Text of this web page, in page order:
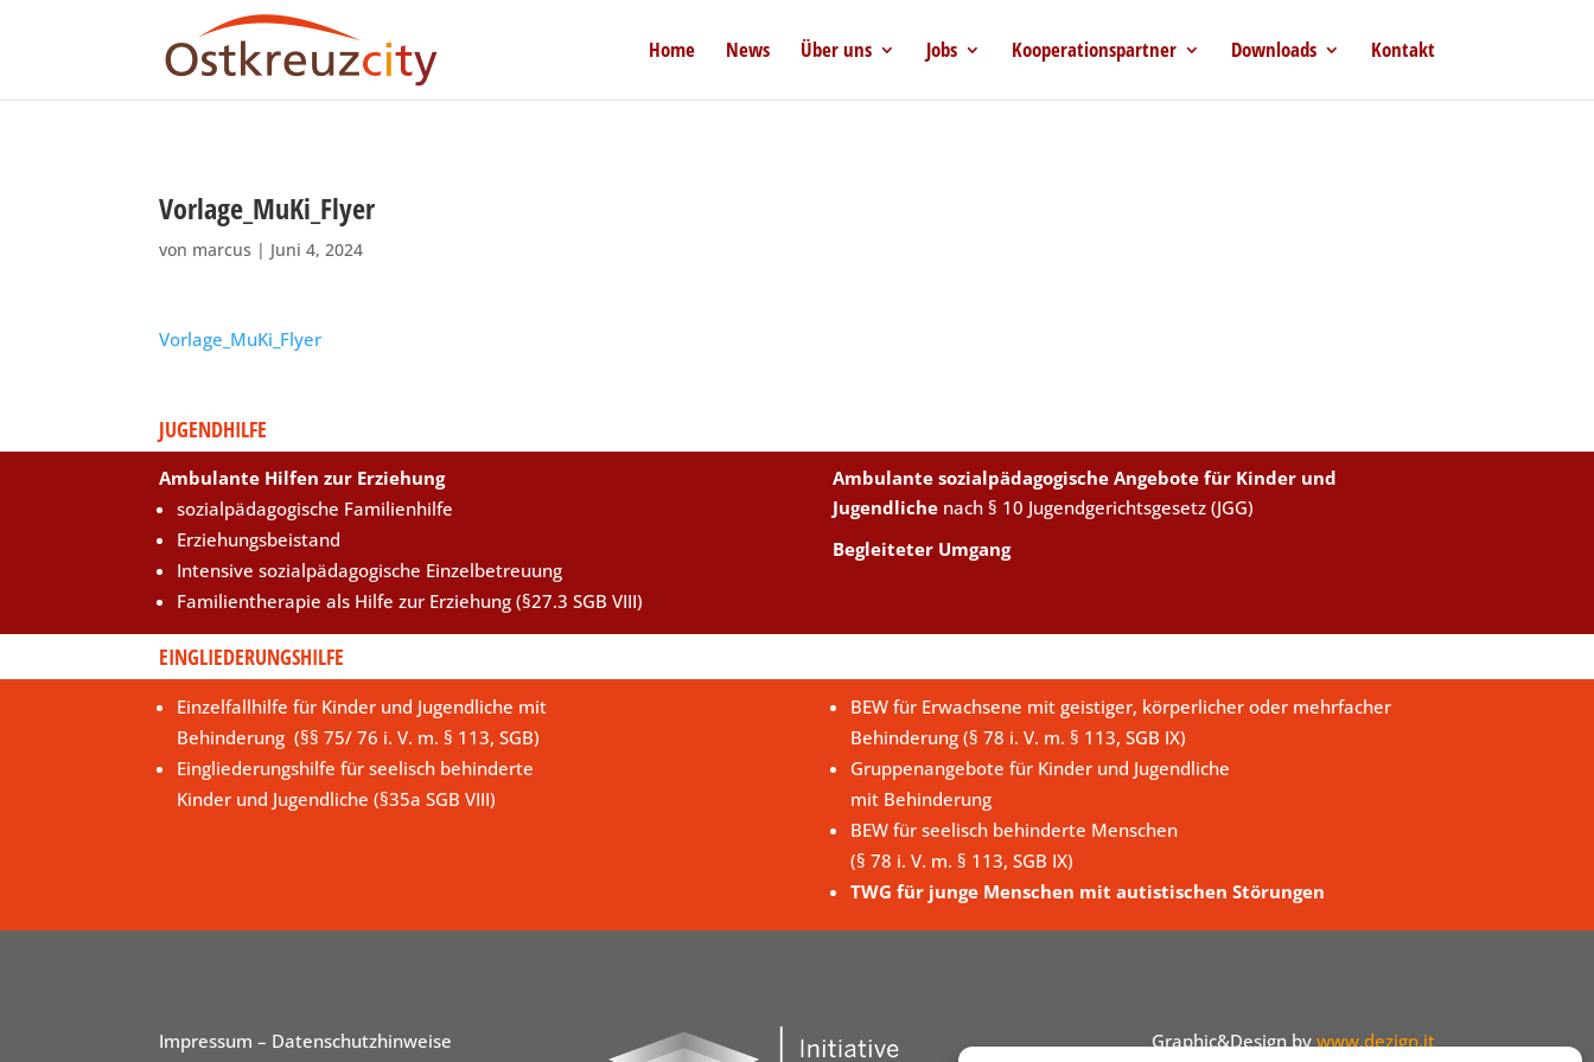
Home News Über uns Jobs Kooperationspartner Downloads Kontakt
Vorlage_MuKi_Flyer
von marcus | Juni 4, 2024
Vorlage_MuKi_Flyer
JUGENDHILFE
Ambulante Hilfen zur Erziehung
sozialpädagogische Familienhilfe
Erziehungsbeistand
Intensive sozialpädagogische Einzelbetreuung
Familientherapie als Hilfe zur Erziehung (§27.3 SGB VIII)
Ambulante sozialpädagogische Angebote für Kinder und
Jugendliche nach § 10 Jugendgerichtsgesetz (JGG)
Begleiteter Umgang
EINGLIEDERUNGSHILFE
Einzelfallhilfe für Kinder und Jugendliche mit
Behinderung (§§ 75/ 76 i. V. m. § 113, SGB)
Eingliederungshilfe für seelisch behinderte
Kinder und Jugendliche (§35a SGB VIII)
BEW für Erwachsene mit geistiger, körperlicher oder mehrfacher
Behinderung (§ 78 i. V. m. § 113, SGB IX)
Gruppenangebote für Kinder und Jugendliche
mit Behinderung
BEW für seelisch behinderte Menschen
(§ 78 i. V. m. § 113, SGB IX)
TWG für junge Menschen mit autistischen Störungen
Impressum – Datenschutzhinweise Graphic&Design by www.dezign.it